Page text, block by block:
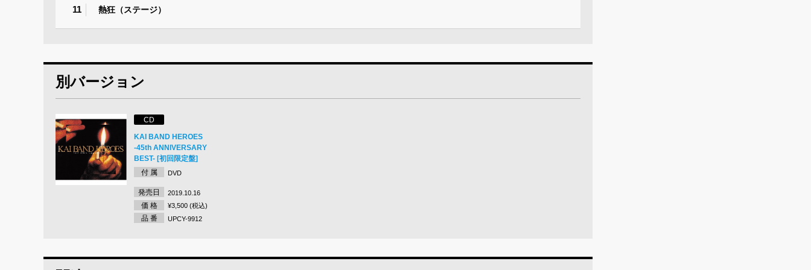
11 熱狂（ステージ）
別バージョン
CD
KAI BAND HEROES
-45th ANNIVERSARY
BEST- [初回限定盤]
付 属
DVD
発売日 2019.10.16
価 格 ¥3,500 (税込)
品 番 UPCY-9912